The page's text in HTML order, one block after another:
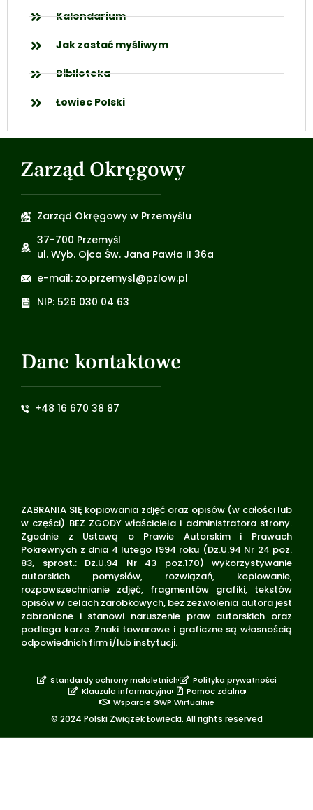
Kalendarium
Jak zostać myśliwym
Biblioteka
Łowiec Polski
Zarząd Okręgowy
Zarząd Okręgowy w Przemyślu
37-700 Przemyśl
ul. Wyb. Ojca Św. Jana Pawła II 36a
e-mail: zo.przemysl@pzlow.pl
NIP: 526 030 04 63
Dane kontaktowe
+48 16 670 38 87
ZABRANIA SIĘ kopiowania zdjęć oraz opisów (w całości lub
w części) BEZ ZGODY właściciela i administratora strony.
Zgodnie z Ustawą o Prawie Autorskim i Prawach
Pokrewnych z dnia 4 lutego 1994 roku (Dz.U.94 Nr 24 poz.
83, sprost.: Dz.U.94 Nr 43 poz.170) wykorzystywanie
autorskich pomysłów, rozwiązań, kopiowanie,
rozpowszechnianie zdjęć, fragmentów grafiki, tekstów
opisów w celach zarobkowych, bez zezwolenia autora jest
zabronione i stanowi naruszenie praw autorskich oraz
podlega karze. Znaki towarowe i graficzne są własnością
odpowiednich firm i/lub instytucji.
© 2024 Polski Związek Łowiecki. All rights reserved
Standardy ochrony małoletnich
Polityka prywatności
Klauzula informacyjna
Pomoc zdalna
Wsparcie GWP Wirtualnie